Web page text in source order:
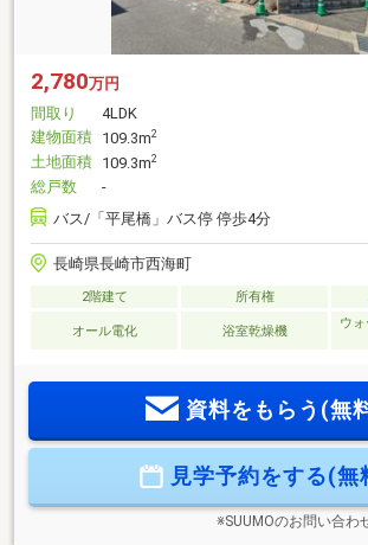
2,780万円
間取り
4LDK
建物面積 109.3m2
土地面積 109.3m2
総戸数
-
バス/「平尾橋」バス停 停歩4分
長崎県長崎市西海町
2階建て 所有権
オール電化 浴室乾燥機
ウ
資料をもらう(無
見学予約をする(無
※SUUMOのお問い合わ